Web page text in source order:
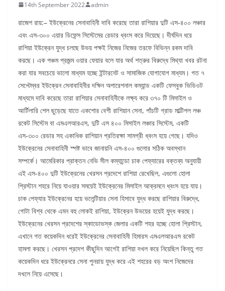
14th September 2022 admin
রাজেশ রায়:– ইউক্রেনের সেনাবাহিনী দাবি করেছে তারা রাশিয়ার দুটি এস-৪০০ লঞ্চার
এবং এস-৩০০ এয়ার ডিফেন্স সিস্টেমের রেডার ধ্বংস করে দিয়েছে। দীর্ঘদিন ধরে
রাশিয়া ইউক্রেন যুদ্ধ চলছে উভয় পক্ষই নিজের নিজের তরফে বিভিন্ন রকম দাবি
করছে। এক পঞ্চম প্রজন্ম ওয়ার ফেয়ার বলে যার অর্থ শত্রুর বিরুদ্ধে মিথ্যা খবর রটনা
করা যার সবচেয়ে ভালো মাধ্যম হচ্ছে ইন্টারনেট ও সামাজিক যোগাযোগ মাধ্যম। গত ৭
সেপ্টেম্বর ইউক্রেন সেনাবাহিনীর দক্ষিন অপারেশনাল কম্যান্ড একটি ফেসবুক ভিডিওট
মাধ্যমে দাবি করেছে তারা রাশিয়ার সেনাবাহিনীকে লক্ষ্য করে ৩৭০ টি মিসাইল ও
আর্টিলারি শেল ছুড়েছে যাতে একশোর বেশী রাশিয়ান সেনা, পাঁচটি গ্রাড মাল্টিপল লঞ্চ
রকেট সিস্টেম বা এমএলআরএস, দুটি এস ৪০০ মিসাইল লঞ্চার সিস্টেম, একটি
এস-৩০০ রেডার সহ একাধিক রাশিয়ান প্রতিরক্ষা সামগ্রী ধ্বংস হয়ে গেছে। যদিও
ইউক্রেনের সেনাবাহিনী স্পষ্ট ভাবে জানায়নি এস-৪০০ গুলোর সঠিক অবস্থান
সম্পর্কে। আমেরিকার প্রাক্তন নেভি সীল কম্যান্ডো চাক পেফ্যারের বক্তব্য অনুযায়ী
এই এস-৪০০ দুটি ইউক্রেনের খেরসন প্রদেশে রাশিয়া রেখেছিল, এগুলো হোলা
প্রিস্টান শহরে নিয়ে যাওয়ার সময়েই ইউক্রেনের মিসাইল আক্রমনে ধ্বংস হয়ে যায়।
চাক পেফ্যার ইউক্রেনের হয়ে ভলেন্টিয়ার সেনা হিসাবে যুদ্ধ করছে রাশিয়ার বিরুদ্ধে,
গোটা বিশ্ব থেকে এমন বহু লোকই রাশিয়া, ইউক্রেন উভয়ের হয়েই যুদ্ধ করছে।
ইউক্রেনের খেরসন প্রদেশের স্কাডোভস্ক জেলার একটি শহর হচ্ছে হোলা প্রিস্টান,
এখানে গত কয়েকদিন ধরেই ইউক্রেনের সেনাবাহিনী হিমারস এমএলআরএস রকেট
হামলা করছে। খেরসন প্রদেশ কীছুদিন আগেই রাশিয়া দখল করে নিয়েছিল কিন্তু গত
কয়েকদিন ধরে ইউক্রেনরে সেনা পুনরায় যুদ্ধ করে এই শহরের বড় অংশ নিজেদের
দখলে নিয়ে এসেছে।